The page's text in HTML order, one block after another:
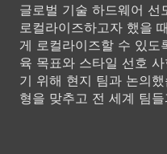
글로벌 기술 하드웨어
로컬라이즈하고자 했을
게 로컬라이즈할 수 있도
육 목표와 스타일 선호
기 위해 현지 팀과 논의
형을 맞추고 전 세계 팀